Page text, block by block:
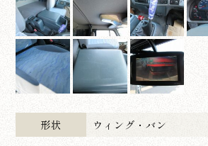
形状 ウィング・バン